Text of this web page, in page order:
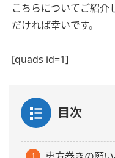
こちらについてご紹介
だければ幸いです。
[quads id=1]
目次